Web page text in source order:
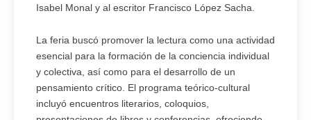
Isabel Monal y al escritor Francisco López Sacha.
La feria buscó promover la lectura como una actividad
esencial para la formación de la conciencia individual
y colectiva, así como para el desarrollo de un
pensamiento crítico. El programa teórico-cultural
incluyó encuentros literarios, coloquios,